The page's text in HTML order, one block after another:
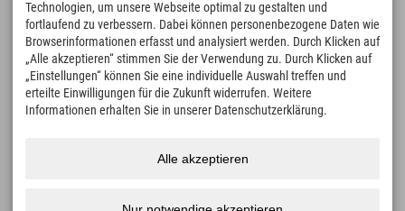
Bucketlist, Restaurantübersicht uvm. Jetzt
downloaden!
Zeit für Explorer Moments
166 4.634km
Pisten zum Skifahren und
97
Technologien, um unsere Webseite optimal zu gestalten und
fortlaufend zu verbessern. Dabei können personenbezogene Daten wie
Browserinformationen erfasst und analysiert werden. Durch Klicken auf
„Alle akzeptieren“ stimmen Sie der Verwendung zu. Durch Klicken auf
„Einstellungen“ können Sie eine individuelle Auswahl treffen und
erteilte Einwilligungen für die Zukunft widerrufen. Weitere
Informationen erhalten Sie in unserer Datenschutzerklärung.
Alle akzeptieren